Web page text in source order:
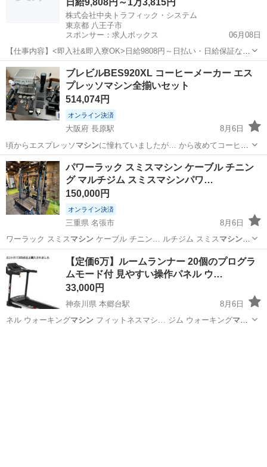
日給9,808円～1万3,815円
株式会社中央トラフィック・システム
東京都 八王子市
スポンサー：求人ボックス
06月08日
【仕事内容】<即入社&即入寮OK>日給9808円～日払い・日給保証など
待遇充実!寮費2ヶ月無料×祝金4.5万円有 <募集情報> 時間・お金の心配
ゼロでスタート/ ・2ヶ月寮費費無料 ・入社祝い金4.5万円 ・日払いOK
・プライベ...
アルバイト・パート
ブレビルBES920XL コーヒーメーカー エス
プレッソマシン全揃いセット
514,074円
オンライン決済
大阪府 長原駅
8月6日
頃からエスプレッソ マシンに憧れていましたが… から改めてコーヒー
マシンについて調べ始め、…
大阪 大阪市 キッチン家電
パワーラック スミスマシン ケーブル チニン
グ マルチジム スミスマシンパワ…
150,000円
オンライン決済
三重県 名張市
8月6日
ワーラック スミス マシン ケーブル チニン… ルチジム スミス マシンパ
ワーラック イン…
三重 名張市 フィットネス、トレーニング スミスマシン
【定価6万】ルームランナー 20個のプログラ
ムモード付 見やすい操作パネル ウ…
33,000円
神奈川県 本郷台駅
8月6日
ネル ウォーキングマシンフィットネスマシ… ジム ウォーキングマシ